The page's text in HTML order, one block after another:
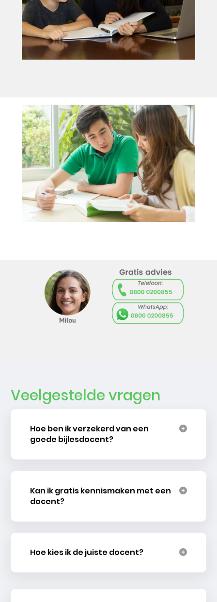
Veelgestelde vragen
Hoe ben ik verzekerd van een
goede bijlesdocent?
Kan ik gratis kennismaken met een
docent?
Hoe kies ik de juiste docent?